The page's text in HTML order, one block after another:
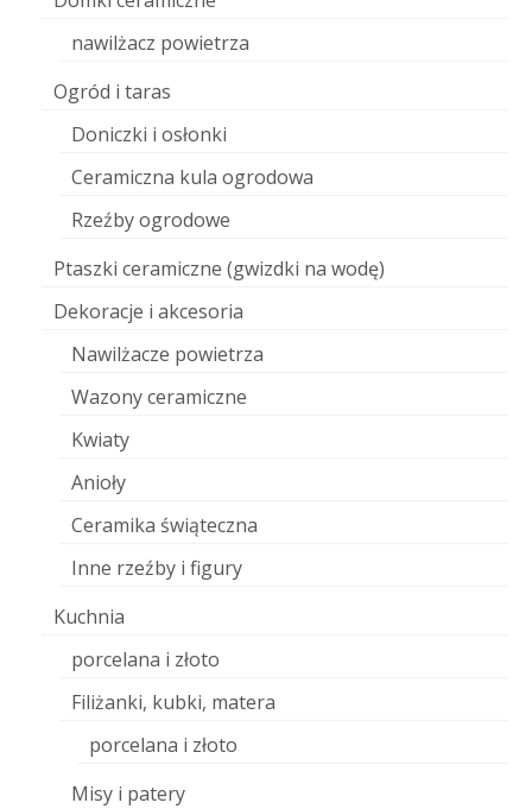
nawilżacz powietrza
Ogród i taras
Doniczki i osłonki
Ceramiczna kula ogrodowa
Rzeźby ogrodowe
Ptaszki ceramiczne (gwizdki na wodę)
Dekoracje i akcesoria
Nawilżacze powietrza
Wazony ceramiczne
Kwiaty
Anioły
Ceramika świąteczna
Inne rzeźby i figury
Kuchnia
porcelana i złoto
Filiżanki, kubki, matera
porcelana i złoto
Misy i patery